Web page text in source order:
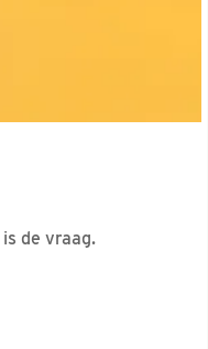
de vraag.